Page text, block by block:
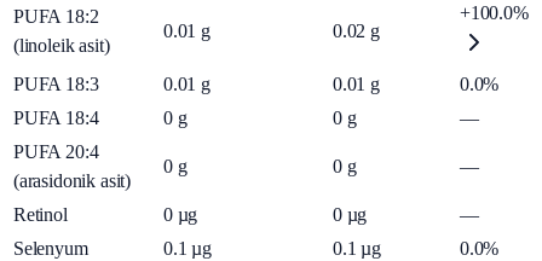
PUFA 18:2
(linoleik asit)
0.01 g 0.02 g
+100.0%
PUFA 18:3 0.01 g 0.01 g
0.0%
PUFA 18:4
0 g 0 g
—
PUFA 20:4
(arasidonik asit)
0 g 0 g —
Retinol 0 µg 0 µg
—
Selenyum
0.1 µg 0.1 µg
0.0%